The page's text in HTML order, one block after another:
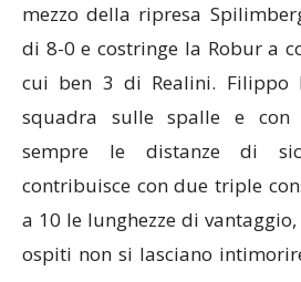
mezzo della ripresa
di 8-0 e costringe la Robur a
cui ben 3 di Realini. Filippo
squadra sulle spalle e
sempre le distanze di
contribuisce con due triple
a 10 le lunghezze di
ospiti non si lasciano